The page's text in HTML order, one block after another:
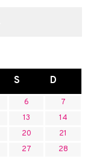
S D
6
7
13
14
20
21
27
28